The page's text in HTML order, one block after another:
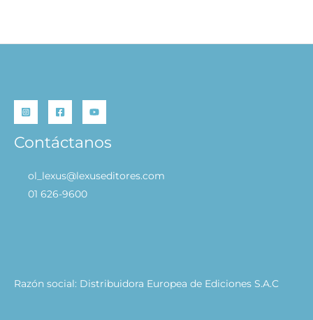
Contáctanos
ol_lexus@lexuseditores.com
01 626-9600
Razón social: Distribuidora Europea de Ediciones S.A.C